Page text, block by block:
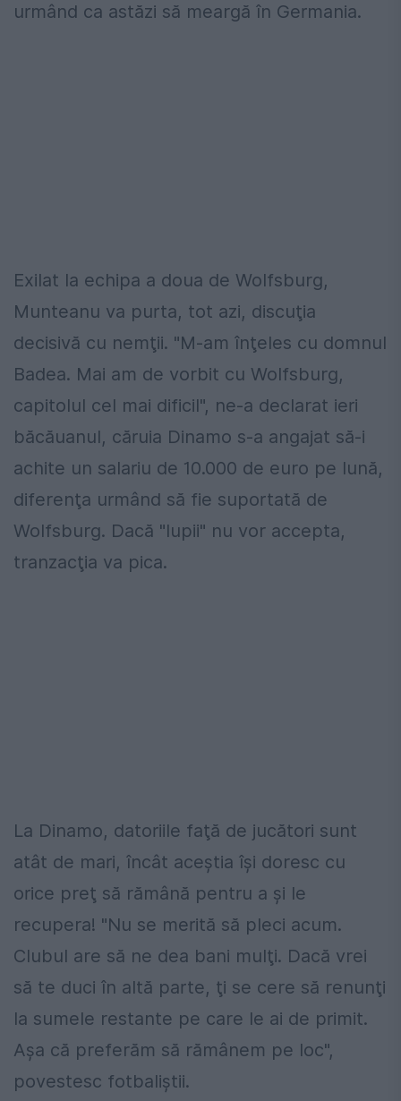
urmând ca astăzi să meargă în Germania.
Exilat la echipa a doua de Wolfsburg,
Munteanu va purta, tot azi, discuţia
decisivă cu nemţii. "M-am înţeles cu domnul
Badea. Mai am de vorbit cu Wolfsburg,
capitolul cel mai dificil", ne-a declarat ieri
băcăuanul, căruia Dinamo s-a angajat să-i
achite un salariu de 10.000 de euro pe lună,
diferenţa urmând să fie suportată de
Wolfsburg. Dacă "lupii" nu vor accepta,
tranzacţia va pica.
La Dinamo, datoriile faţă de jucători sunt
atât de mari, încât aceştia îşi doresc cu
orice preţ să rămână pentru a şi le
recupera! "Nu se merită să pleci acum.
Clubul are să ne dea bani mulţi. Dacă vrei
să te duci în altă parte, ţi se cere să renunţi
la sumele restante pe care le ai de primit.
Aşa că preferăm să rămânem pe loc",
povestesc fotbaliştii.